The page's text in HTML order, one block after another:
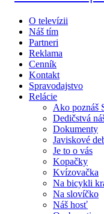
O televízii
Náš tím
Partneri
Reklama
Cenník
Kontakt
Spravodajstvo
Relácie
Ako poznáš
Dedičstvá
Dokumenty
Javiskové
Je to o vás
Kopačky
Kvízovačka
Na bicykli
Na slovíčko
Náš hosť